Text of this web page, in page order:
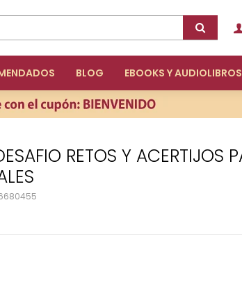
BLOG EBOOKS Y AUDIOLIBROS